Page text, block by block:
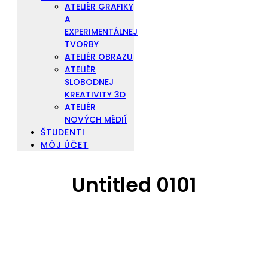
ATELIÉR GRAFIKY
A
EXPERIMENTÁLNEJ
TVORBY
ATELIÉR OBRAZU
ATELIÉR
SLOBODNEJ
KREATIVITY 3D
ATELIÉR
NOVÝCH MÉDIÍ
ŠTUDENTI
MÔJ ÚČET
Untitled 0101